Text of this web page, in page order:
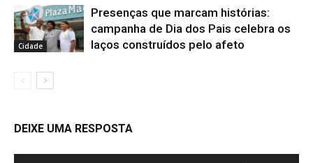
Cidade
Presenças que marcam histórias:
campanha de Dia dos Pais celebra os
laços construídos pelo afeto
DEIXE UMA RESPOSTA